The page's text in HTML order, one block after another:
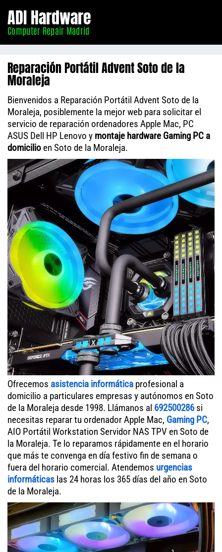
Madrid
ADI Hardware
Computer Repair Madrid
Reparación Portátil Advent Soto de la
Moraleja
Bienvenidos a Reparación Portátil Advent Soto de la
Moraleja, posiblemente la mejor web para solicitar el
servicio de reparación ordenadores Apple Mac, PC
ASUS Dell HP Lenovo y montaje hardware Gaming PC a
domicilio en Soto de la Moraleja.
Ofrecemos asistencia informática profesional a
domicilio a particulares empresas y autónomos en Soto
de la Moraleja desde 1998. Llámanos al 692500286si
necesitas reparar tu ordenador Apple Mac, Gaming PC,
AIO Portátil Workstation Servidor NAS TPV en Soto de
la Moraleja. Te lo reparamos rápidamente en el horario
que más te convenga en día festivo fin de semana o
fuera del horario comercial. Atendemos urgencias
informáticas las 24 horas los 365 días del año en Soto
de la Moraleja.